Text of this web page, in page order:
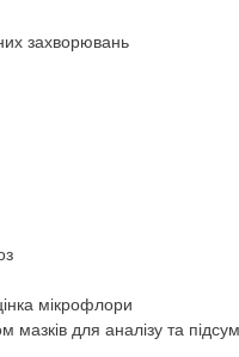
захворювань
мікрофлори
мазків для аналізу та